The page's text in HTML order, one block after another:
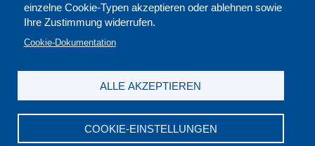
einzelne Cookie-Typen akzeptieren oder ablehnen sowie
Ihre Zustimmung widerrufen.
Cookie-Dokumentation
COOKIE-EINSTELLUNGEN
ALLE AKZEPTIEREN
DGB-Bildungswerk NRW e.V. © 2026